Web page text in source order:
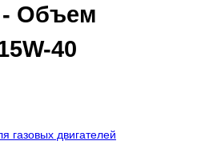
- Объем
40
газовых двигателей